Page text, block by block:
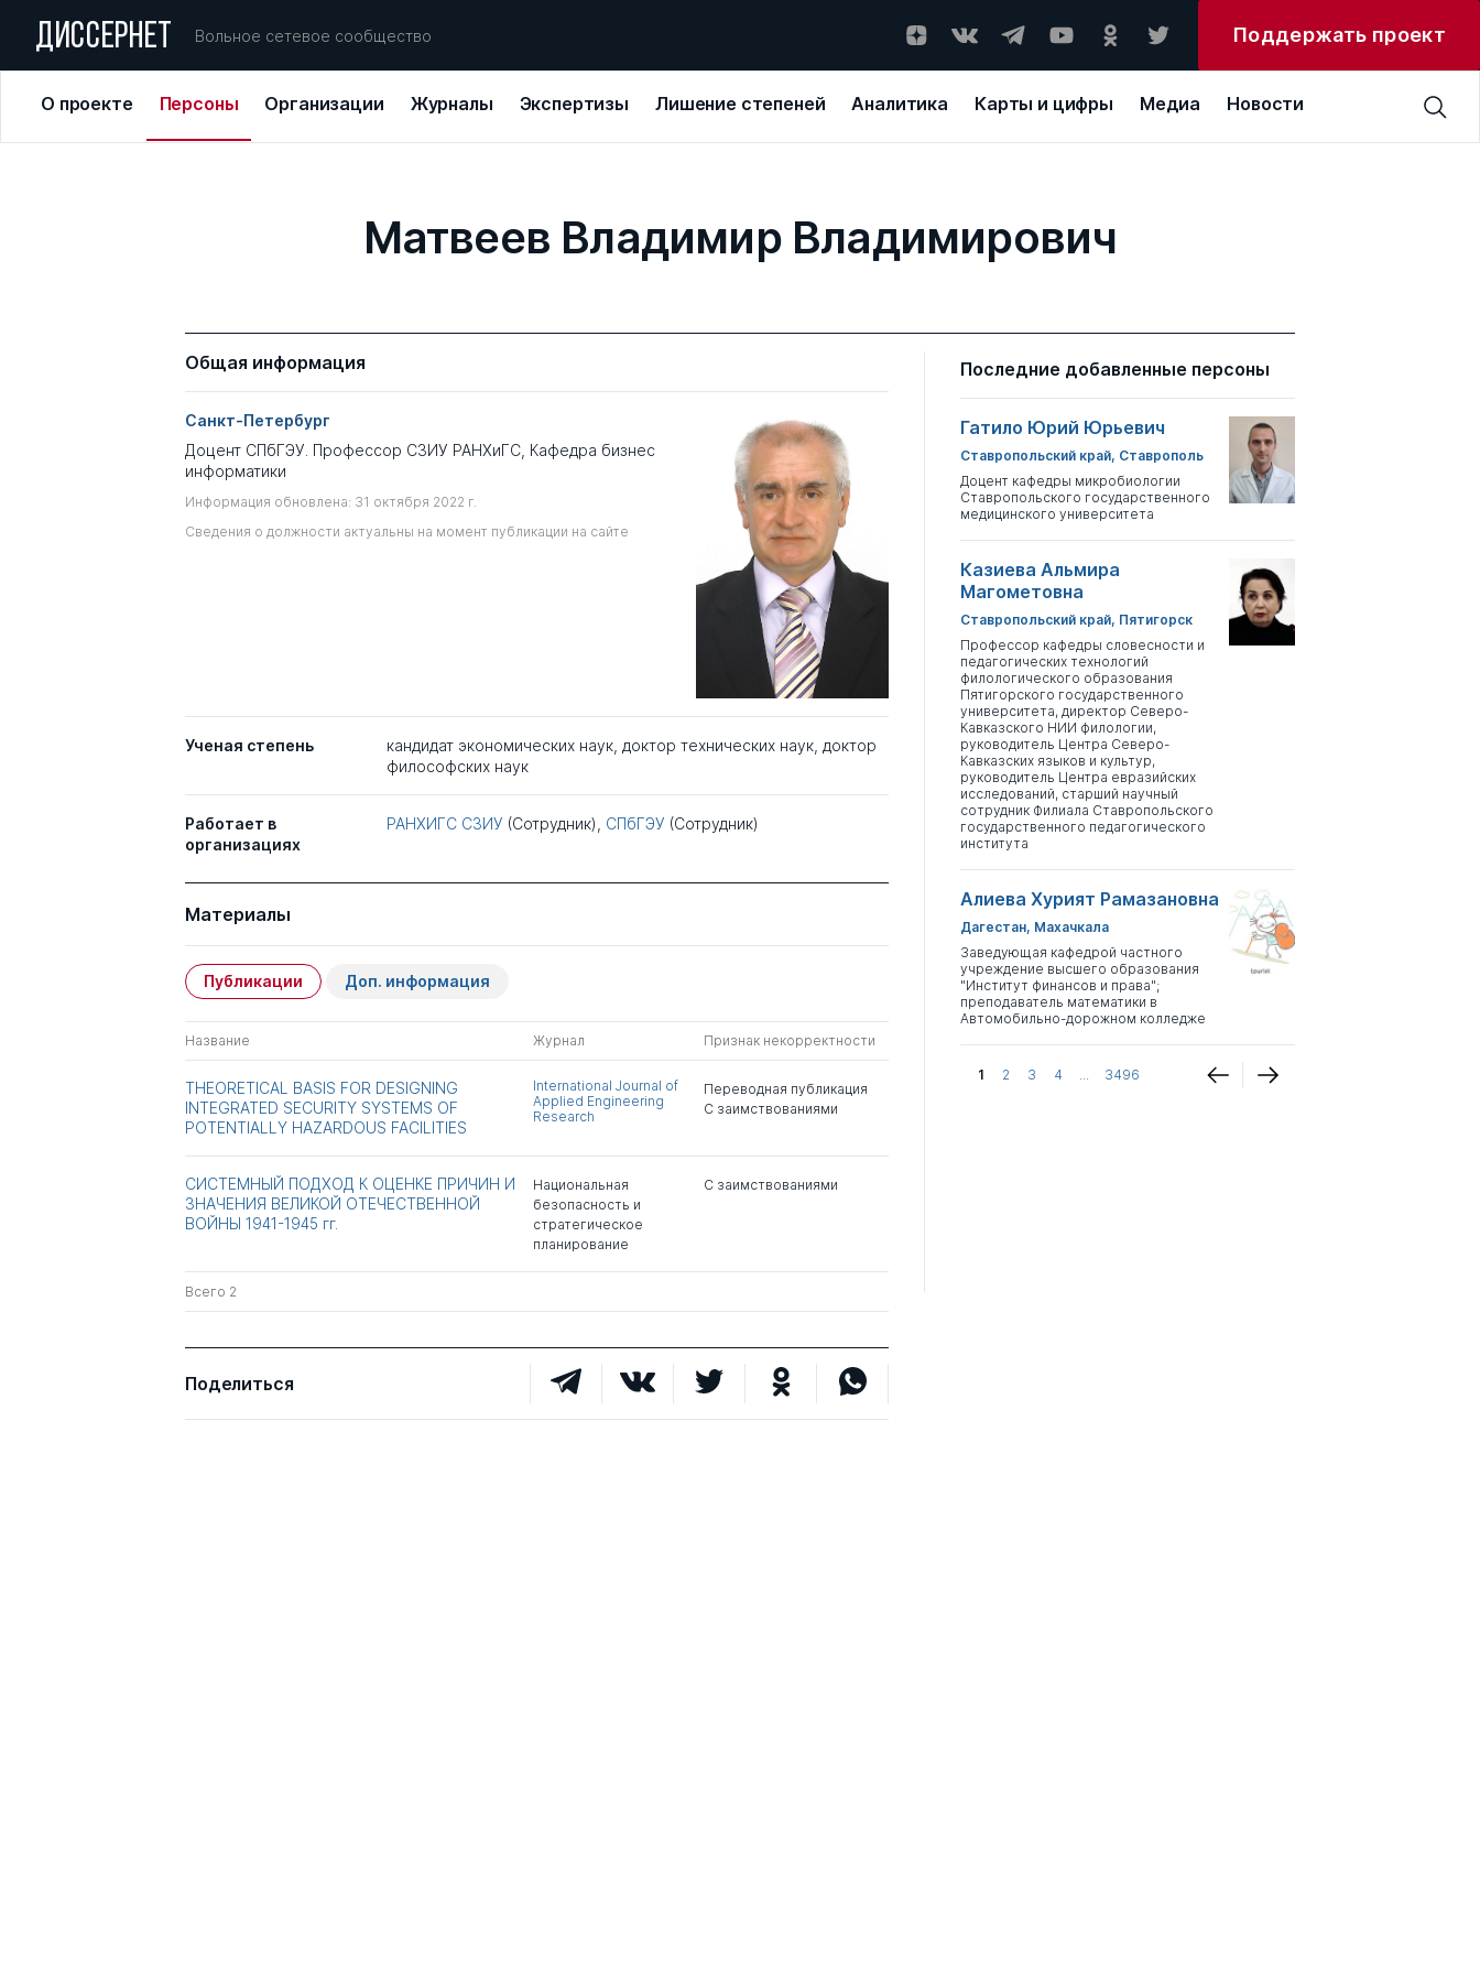
ДИССЕРНЕТ Вольное сетевое сообщество Поддержать проект
О проекте Персоны Организации Журналы Экспертизы Лишение степеней Аналитика Карты и цифры Медиа Новости
Матвеев Владимир Владимирович
Общая информация
Санкт-Петербург
Доцент СПбГЭУ. Профессор СЗИУ РАНХиГС, Кафедра бизнес
информатики
Информация обновлена: 31 октября 2022 г.
Сведения о должности актуальны на момент публикации на сайте
Ученая степень кандидат экономических наук, доктор технических наук, доктор
философских наук
Работает в
организациях
РАНХИГС СЗИУ (Сотрудник), СПбГЭУ (Сотрудник)
Материалы
Публикации Доп. информация
Название Журнал Признак некорректности
THEORETICAL BASIS FOR DESIGNING
INTEGRATED SECURITY SYSTEMS OF
POTENTIALLY HAZARDOUS FACILITIES
International Journal of
Applied Engineering
Research
Переводная публикация
C заимствованиями
СИСТЕМНЫЙ ПОДХОД К ОЦЕНКЕ ПРИЧИН И
ЗНАЧЕНИЯ ВЕЛИКОЙ ОТЕЧЕСТВЕННОЙ
ВОЙНЫ 1941-1945 гг.
Национальная
безопасность и
стратегическое
планирование
C заимствованиями
Всего 2
Поделиться
Последние добавленные персоны
Гатило Юрий Юрьевич
Ставропольский край, Ставрополь
Доцент кафедры микробиологии
Ставропольского государственного
медицинского университета
Казиева Альмира
Магометовна
Ставропольский край, Пятигорск
Профессор кафедры словесности и
педагогических технологий
филологического образования
Пятигорского государственного
университета, директор Северо-
Кавказского НИИ филологии,
руководитель Центра Северо-
Кавказских языков и культур,
руководитель Центра евразийских
исследований, старший научный
сотрудник Филиала Ставропольского
государственного педагогического
института
Алиева Хурият Рамазановна
Дагестан, Махачкала
Заведующая кафедрой частного
учреждение высшего образования
"Институт финансов и права";
преподаватель математики в
Автомобильно-дорожном колледже
1 2 3 4 ... 3496